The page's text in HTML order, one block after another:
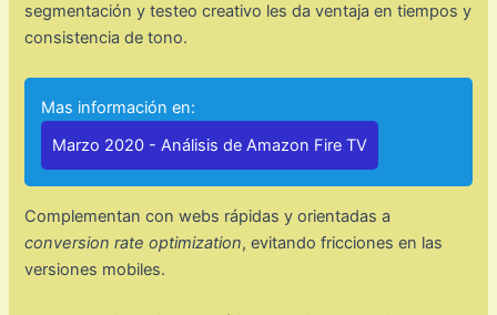
segmentación y testeo creativo les da ventaja en tiempos y
consistencia de tono.
Mas información en:
Marzo 2020 - Análisis de Amazon Fire TV
Complementan con webs rápidas y orientadas a
conversion rate optimization, evitando fricciones en las
versiones mobiles.